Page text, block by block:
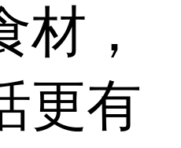
材，
更有